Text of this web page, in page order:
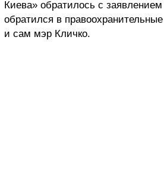
Киева» обратилось с
обратился в
и сам мэр Кличко.